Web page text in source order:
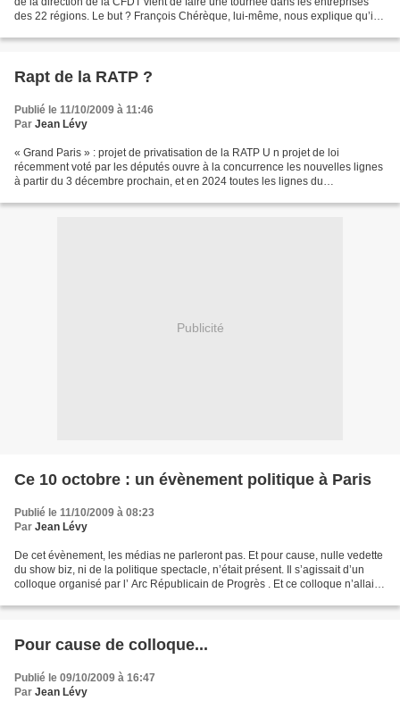
des 22 régions. Le but ? François Chérèque, lui-même, nous explique qu’ils
Rapt de la RATP ?
Publié le 11/10/2009 à 11:46
Par Jean Lévy
« Grand Paris » : projet de privatisation de la RATP U n projet de loi
récemment voté par les députés ouvre à la concurrence les nouvelles lignes
à partir du 3 décembre prochain, et en 2024 toutes les lignes du
Publicité
Ce 10 octobre : un évènement politique à Paris
Publié le 11/10/2009 à 08:23
Par Jean Lévy
De cet évènement, les médias ne parleront pas. Et pour cause, nulle vedette
du show biz, ni de la politique spectacle, n’était présent. Il s’agissait d’un
colloque organisé par l’ Arc Républicain de Progrès . Et ce colloque n’allait
Pour cause de colloque...
Publié le 09/10/2009 à 16:47
Par Jean Lévy